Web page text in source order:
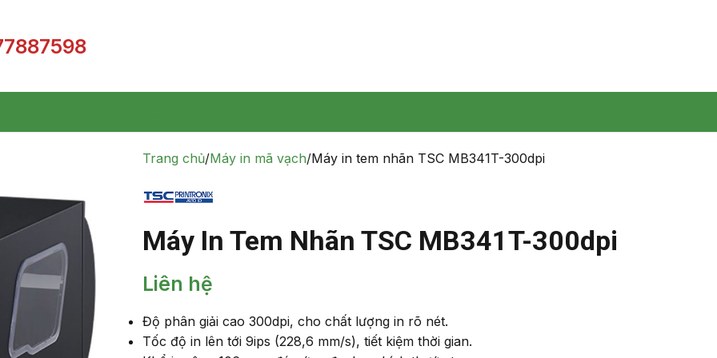
Trang chủ Máy in mã vạch Máy in tem nhãn TSC MB341T-300dpi
Máy In Tem Nhãn TSC MB341T-300dpi
Liên hệ
Độ phân giải cao 300dpi, cho chất lượng in rõ nét.
Tốc độ in lên tới 9ips (228,6 mm/s), tiết kiệm thời gian.